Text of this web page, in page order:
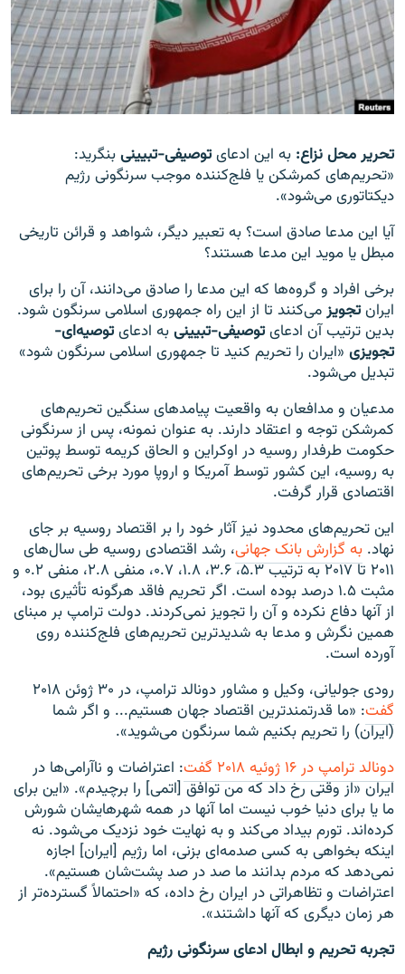
زبان‌های دیگر
تحریر محل نزاع: به این ادعایتوصیفی-تبیینیبنگرید:
«تحریم‌های کمرشکن یا فلج‌کننده موجب سرنگونی رژیم
دیکتاتوری می‌شود».
آیا این مدعا صادق است؟ به تعبیر دیگر، شواهد و قرائن تاریخی
مبطل یا موید این مدعا هستند؟
برخی افراد و گروه‌ها که این مدعا را صادق می‌دانند، آن را برای
ایرانتجویزمی‌کنند تا از این راه جمهوری اسلامی سرنگون شود.
بدین ترتیب آن ادعایتوصیفی-تبیینیبه ادعایتوصیه‌ای-
تجویزی «ایران را تحریم کنید تا جمهوری اسلامی سرنگون شود»
تبدیل می‌شود.
مدعیان و مدافعان به واقعیت پیامدهای سنگین تحریم‌های
کمرشکن توجه و اعتقاد دارند. به عنوان نمونه، پس از سرنگونی
حکومت طرفدار روسیه در اوکراین و الحاق کریمه توسط پوتین
به روسیه، این کشور توسط آمریکا و اروپا مورد برخی تحریم‌های
اقتصادی قرار گرفت.
این تحریم‌های محدود نیز آثار خود را بر اقتصاد روسیه بر جای
نهاد. به گزارش بانک جهانی، رشد اقتصادی روسیه طی سال‌های
۲۰۱۱ تا ۲۰۱۷ به ترتیب ۵.۳، ۳.۶، ۱.۸، ۰.۷، منفی ۲.۸، منفی ۰.۲ و
مثبت ۱.۵ درصد بوده است. اگر تحریم فاقد هرگونه تأثیری بود،
از آنها دفاع نکرده و آن را تجویز نمی‌کردند. دولت ترامپ بر مبنای
همین نگرش و مدعا به شدیدترین تحریم‌های فلج‌کننده روی
آورده است.
رودی جولیانی، وکیل و مشاور دونالد ترامپ، در ۳۰ ژوئن ۲۰۱۸
گفت: «ما قدرتمندترین اقتصاد جهان هستیم... و اگر شما
(ایران) را تحریم بکنیم شما سرنگون می‌شوید».
دونالد ترامپ در ۱۶ ژوئیه ۲۰۱۸ گفت
: اعتراضات و ناآرامی‌ها در
ایران «از وقتی رخ داد که من توافق [اتمی] را برچیدم». «این برای
ما یا برای دنیا خوب نیست اما آنها در همه شهرهایشان شورش
کرده‌اند. تورم بیداد می‌کند و به نهایت خود نزدیک می‌شود. نه
اینکه بخواهی به کسی صدمه‌ای بزنی، اما رژیم [ایران] اجازه
نمی‌دهد که مردم بدانند ما صد در صد پشت‌شان هستیم».
اعتراضات و تظاهراتی در ایران رخ داده، که «احتمالاً گسترده‌تر از
هر زمان دیگری که آنها داشتند».
تجربه تحریم و ابطال ادعای سرنگونی رژیم